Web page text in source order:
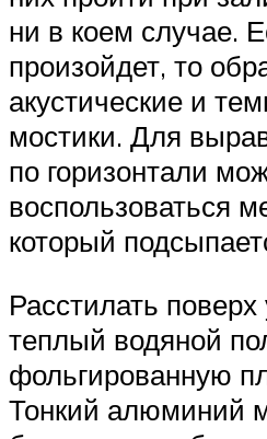
ни в коем случае.
произойдет, то
акустические и
мостики. Для
по горизонтали
воспользоваться
который
Расстилать
теплый водяной
фольгированную
Тонкий алюминий